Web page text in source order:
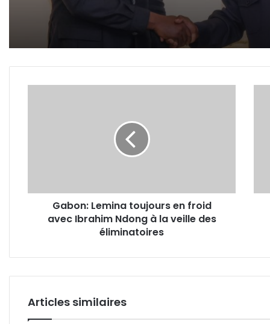
à
Gabon: Lemina toujours en froid
avec Ibrahim Ndong à la veille des
éliminatoires
Articles similaires